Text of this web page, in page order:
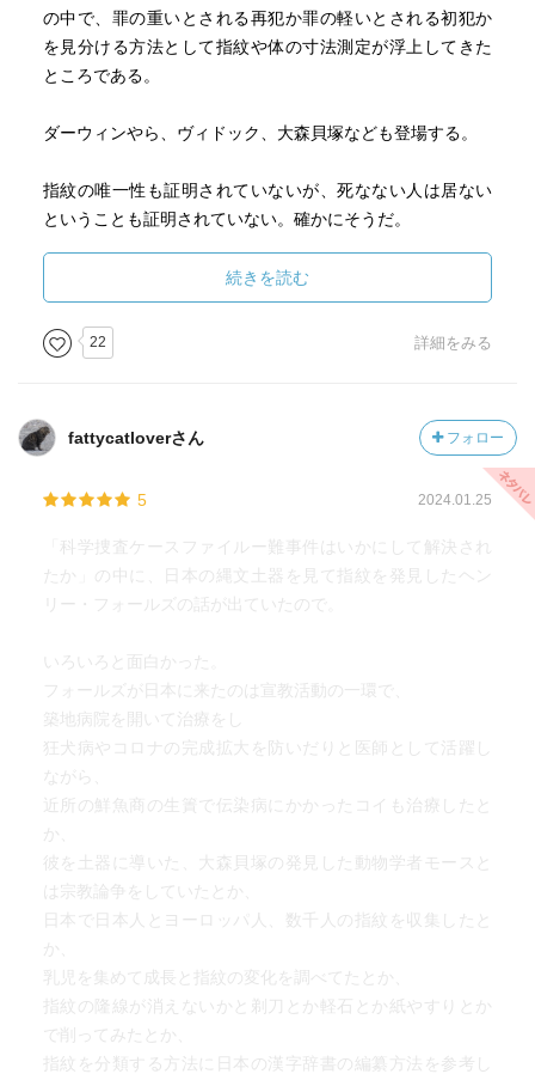
の中で、罪の重いとされる再犯か罪の軽いとされる初犯か
を見分ける方法として指紋や体の寸法測定が浮上してきた
ところである。
ダーウィンやら、ヴィドック、大森貝塚なども登場する。
指紋の唯一性も証明されていないが、死なない人は居ない
ということも証明されていない。確かにそうだ。
続きを読む
22 詳細をみる
fattycatloverさん フォロー
5 2024.01.25
「科学捜査ケースファイルー難事件はいかにして解決され
たか」の中に、日本の縄文土器を見て指紋を発見したヘン
リー・フォールズの話が出ていたので。
いろいろと面白かった。
フォールズが日本に来たのは宣教活動の一環で、
築地病院を開いて治療をし
狂犬病やコロナの完成拡大を防いだりと医師として活躍し
ながら、
近所の鮮魚商の生簀で伝染病にかかったコイも治療したと
か、
彼を土器に導いた、大森貝塚の発見した動物学者モースと
は宗教論争をしていたとか、
日本で日本人とヨーロッパ人、数千人の指紋を収集したと
か、
乳児を集めて成長と指紋の変化を調べてたとか、
指紋の隆線が消えないかと剃刀とか軽石とか紙やすりとか
で削ってみたとか、
指紋を分類する方法に日本の漢字辞書の編纂方法を参考し